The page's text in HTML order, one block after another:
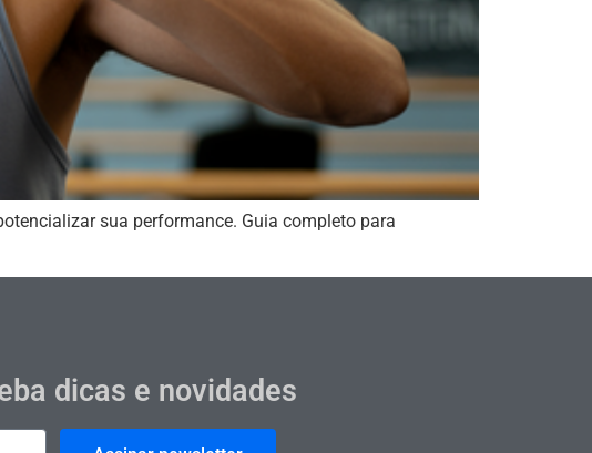
sua performance. Guia completo para
dicas e novidades